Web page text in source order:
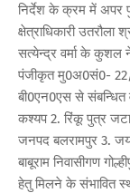
निर्देश के क्रम में अपर
क्षेत्राधिकारी उतरौला
सत्येन्द्र वर्मा के कुशल
पंजीकृत मु0अ0सं0- 22/
बी0एन0एस से संबन्धित
कश्यप 2. रिंकू पुत्र
जनपद बलरामपुर 3.
बाबूराम निवासीगण
हेतु मिलने के संभावित